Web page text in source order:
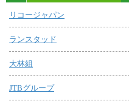
リコージャパン
ランスタッド
大林組
JTBグループ